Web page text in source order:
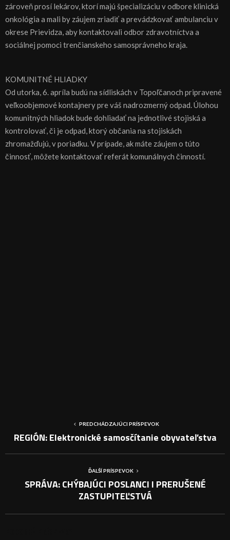
zároveň prosí lekárov, ktorí majú špecializáciu v odbore klinická
onkológia a mali by záujem zriadiť a prevádzkovať ambulanciu v
okrese Prievidza, aby kontaktovali odbor zdravotníctva a
sociálnej pomoci trenčianskeho samosprávneho kraja.
KOMUNITNÉ HLIADKY
Od utorka, 6. apríla budú na sídliskách v Topoľčanoch pripravené
veľkoobjemové kontajnery pre váš nadrozmerný odpad. Úlohou
komunitných hliadok bude dohliadať na jednotlivé stojiská a
kontrolovať, či je odpad, ktorý občania na stojiskách
zhromažďujú, v poriadku. V prípade, ak máte záujem o túto
činnosť, môžete kontaktovať referát komunálnych činností.
PREDCHÁDZAJÚCI PRÍSPEVOK
REGIÓN: Elektronické samosčítanie obyvateľstva
ĎALŠÍ PRÍSPEVOK
SPRÁVA: CHÝBAJÚCI POSLANCI I PRERUŠENÉ
ZASTUPITEĽSTVÁ